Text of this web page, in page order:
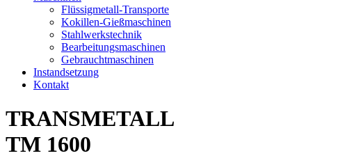
Flüssigmetall-Transporte
Kokillen-Gießmaschinen
Stahlwerkstechnik
Bearbeitungsmaschinen
Gebrauchtmaschinen
Instandsetzung
Kontakt
TRANSMETALL
TM 1600